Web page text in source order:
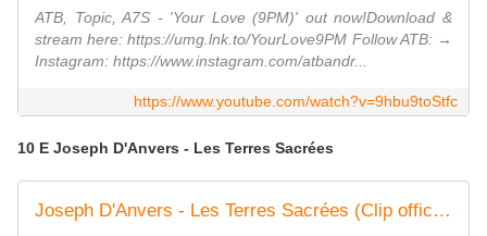
ATB, Topic, A7S - 'Your Love (9PM)' out now!Download &
stream here: https://umg.lnk.to/YourLove9PM Follow ATB: →
Instagram: https://www.instagram.com/atbandr...
https://www.youtube.com/watch?v=9hbu9toStfc
10 E Joseph D'Anvers - Les Terres Sacrées
Joseph D'Anvers - Les Terres Sacrées (Clip officiel)